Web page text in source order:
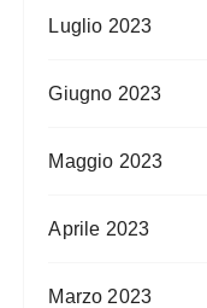
Luglio 2023
Giugno 2023
Maggio 2023
Aprile 2023
Marzo 2023